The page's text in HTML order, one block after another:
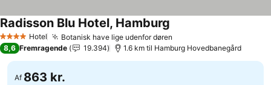
4 StjernerHotel Botanisk have lige udenfor døren
Radisson Blu Hotel, Hamburg
8,6 Fremragende 19.394 1.6 km til Hamburg Hovedbanegård
Af 863 kr.